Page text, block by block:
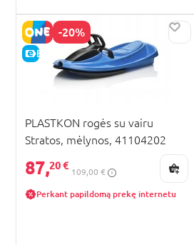
-20%
E-KAINA
PLASTKON rogės su vairu
Stratos, mėlynos, 41104202
87,20 €
109,00 €
Perkant papildomą prekę internetu